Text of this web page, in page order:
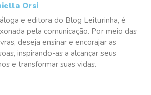
Orsi
e editora do Blog Leiturinha, é
pela comunicação. Por meio das
deseja ensinar e encorajar as
inspirando-as a alcançar seus
e transformar suas vidas.